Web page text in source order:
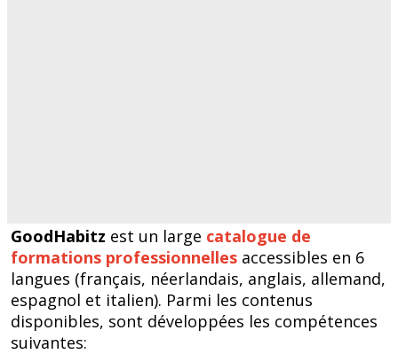
GoodHabitz est un large catalogue de
formations professionnelles accessibles en 6
langues (français, néerlandais, anglais, allemand,
espagnol et italien). Parmi les contenus
disponibles, sont développées les compétences
suivantes: